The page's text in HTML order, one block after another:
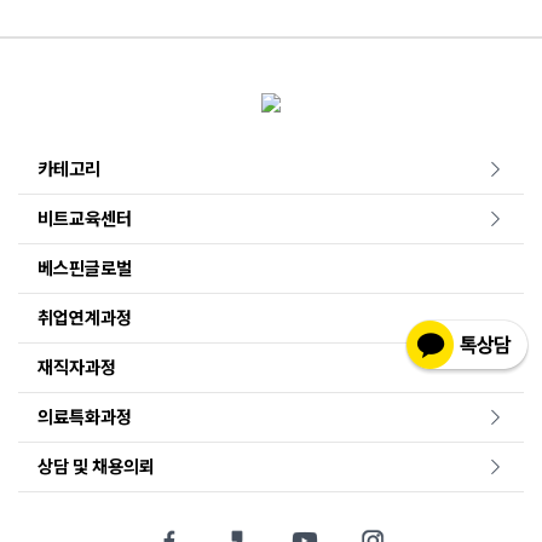
카테고리
비트교육센터
베스핀글로벌
취업연계과정
재직자과정
의료특화과정
상담 및 채용의뢰